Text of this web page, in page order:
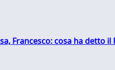
Francesco: cosa ha detto il